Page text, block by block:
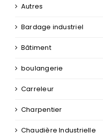
Autres
Bardage industriel
Bâtiment
boulangerie
Carreleur
Charpentier
Chaudière Industrielle